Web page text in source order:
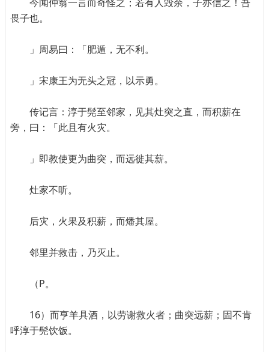
畏子也。
」周易曰：「肥遁，无不利。
」宋康王为无头之冠，以示勇。
传记言：淳于髡至邻家，见其灶突之直，而积薪在
旁，曰：「此且有火灾。
」即教使更为曲突，而远徙其薪。
灶家不听。
后灾，火果及积薪，而燔其屋。
邻里并救击，乃灭止。
（P。
16）而亨羊具酒，以劳谢救火者；曲突远薪；固不肯
呼淳于髡饮饭。